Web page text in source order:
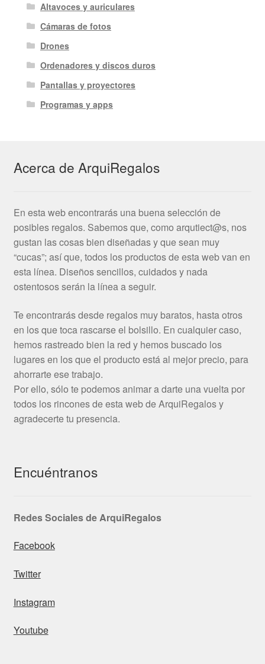
Altavoces y auriculares
Cámaras de fotos
Drones
Ordenadores y discos duros
Pantallas y proyectores
Programas y apps
Acerca de ArquiRegalos
En esta web encontrarás una buena selección de
posibles regalos. Sabemos que, como arqutiect@s, nos
gustan las cosas bien diseñadas y que sean muy
“cucas”; así que, todos los productos de esta web van en
esta línea. Diseños sencillos, cuidados y nada
ostentosos serán la línea a seguir.
Te encontrarás desde regalos muy baratos, hasta otros
en los que toca rascarse el bolsillo. En cualquier caso,
hemos rastreado bien la red y hemos buscado los
lugares en los que el producto está al mejor precio, para
ahorrarte ese trabajo.
Por ello, sólo te podemos animar a darte una vuelta por
todos los rincones de esta web de ArquiRegalos y
agradecerte tu presencia.
Encuéntranos
Redes Sociales de ArquiRegalos
Facebook
Twitter
Instagram
Youtube